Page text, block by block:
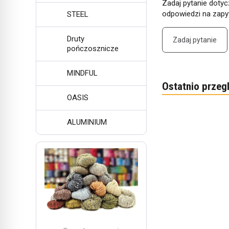
Zadaj pytanie
odpowiedzi na
Zadaj pytanie
Ostatnio
STEEL
Druty
pończosznicze
MINDFUL
OASIS
ALUMINIUM